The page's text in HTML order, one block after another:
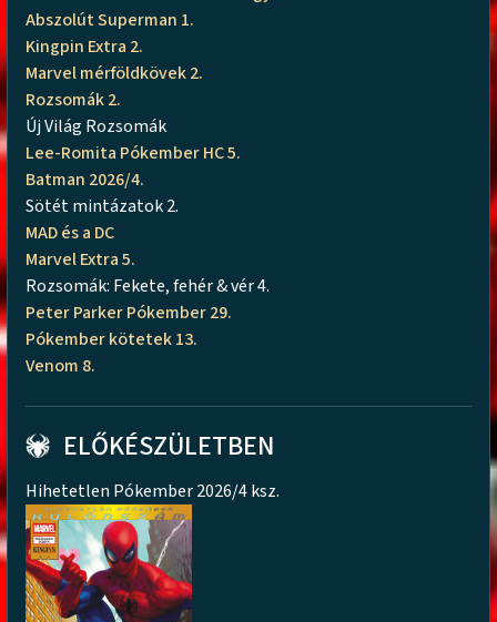
Abszolút Superman 1.
Kingpin Extra 2.
Marvel mérföldkövek 2.
Rozsomák 2.
Új Világ Rozsomák
Lee-Romita Pókember HC 5.
Batman 2026/4.
Sötét mintázatok 2.
MAD és a DC
Marvel Extra 5.
Rozsomák: Fekete, fehér & vér 4.
Peter Parker Pókember 29.
Pókember kötetek 13.
Venom 8.
ELŐKÉSZÜLETBEN
Hihetetlen Pókember 2026/4 ksz.